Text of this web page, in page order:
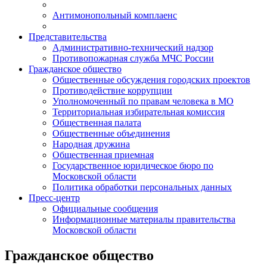
Антимонопольный комплаенс
Представительства
Административно-технический надзор
Противопожарная служба МЧС России
Гражданское общество
Общественные обсуждения городских проектов
Противодействие коррупции
Уполномоченный по правам человека в МО
Территориальная избирательная комиссия
Общественная палата
Общественные объединения
Народная дружина
Общественная приемная
Государственное юридическое бюро по
Московской области
Политика обработки персональных данных
Пресс-центр
Официальные сообщения
Информационные материалы правительства
Московской области
Гражданское общество